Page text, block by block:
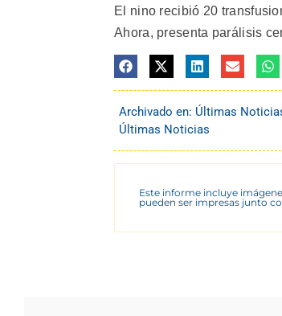
El nino recibió 20
Ahora, presenta parálisis
Archivado en: Últimas
Últimas Noticias
Este informe incluye
pueden ser impresas junto